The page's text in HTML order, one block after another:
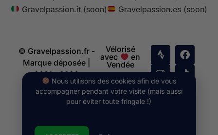
Gravelpassion.it (soon)
Gravelpassion.es (soon)
© Gravelpassion.fr -
Marque déposée |
2021 - 2026
Vélorisé
avec
en
Vendée
Nous utilisons des cookies afin de vous
accompagner pendant votre visite (mais aussi
pour éviter toute fringale !)